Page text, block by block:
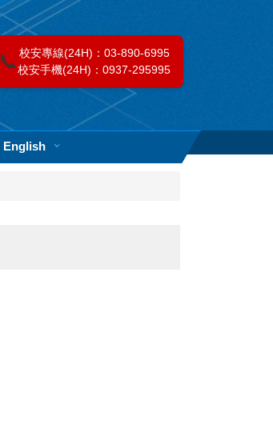
📞 校安專線(24H)：03-890-6995
校安手機(24H)：0937-295995
English